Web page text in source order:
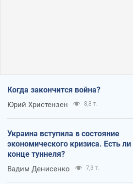
Когда закончится война?
Юрий Христензен 8,8 т.
Украина вступила в состояние
экономического кризиса. Есть ли
конце туннеля?
Вадим Денисенко 7,3 т.